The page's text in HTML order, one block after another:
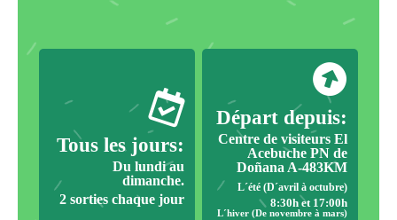
Tous les jours:
Du lundi au
dimanche.
2 sorties chaque jour
Départ depuis:
Centre de visiteurs El
Acebuche PN de
Doñana A-483KM
L´été (D´avril à octubre)
8:30h et 17:00h
L´hiver (De novembre à mars)